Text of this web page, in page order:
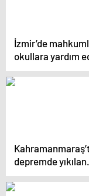
İzmir’de
okullara yardım
depremde yıkılan
bloklarla ilgili
iddianame